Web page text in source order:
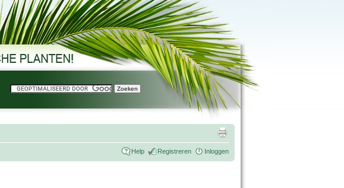
Help Registreren Inloggen